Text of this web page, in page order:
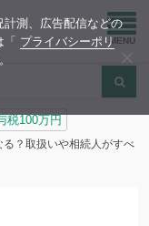
検
索:
税100万円
？取扱いや相続人がすべ
測、広告配信などの
「 プライバシーポリ